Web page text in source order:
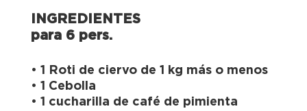
INGREDIENTES
para 6 pers.
• 1 Roti de ciervo de 1 kg más o menos
• 1 Cebolla
• 1 cucharilla de café de pimienta